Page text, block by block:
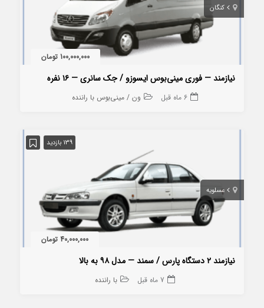
کنگان
100,000,000 تومان
نیازمند — فوری مینی‌بوس ایسوزو / جک سانری — ۱۶ نفره
6 ماه قبل ون / مینی‌بوس با راننده
139 بازدید
عسلویه
40,000,000 تومان
نیازمند ۲ دستگاه پارس / سمند — مدل ۹۸ به بالا
7 ماه قبل با راننده